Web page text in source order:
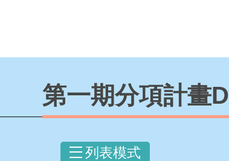
第一期分項計畫D
列表模式